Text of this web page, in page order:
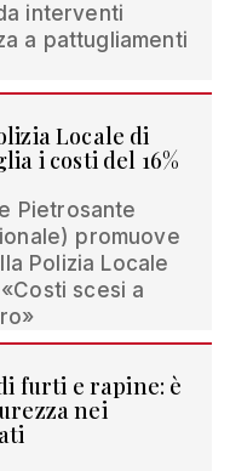
interventi
a pattugliamenti
Locale di
i costi del 16%
Pietrosante
promuove
Polizia Locale
scesi a
furti e rapine: è
nei